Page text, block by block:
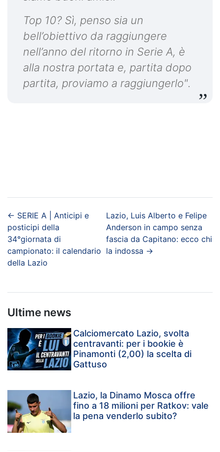
Top 10? Sì, penso sia un
bell’obiettivo da raggiungere
nell’anno del ritorno in Serie A, è
alla nostra portata e, partita dopo
partita, proviamo a raggiungerlo".
← SERIE A | Anticipi e
posticipi della
34°giornata di
campionato: il calendario
della Lazio
Lazio, Luis Alberto e Felipe
Anderson in campo senza
fascia da Capitano: ecco chi
la indossa →
Ultime news
Calciomercato Lazio, svolta
centravanti: per i bookie è
Pinamonti (2,00) la scelta di
Gattuso
Lazio, la Dinamo Mosca offre
fino a 18 milioni per Ratkov: vale
la pena venderlo subito?